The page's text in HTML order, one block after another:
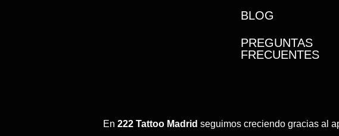
BLOG
PREGUNTAS
FRECUENTES
En 222 Tattoo Madrid seguimos creciendo gracias al